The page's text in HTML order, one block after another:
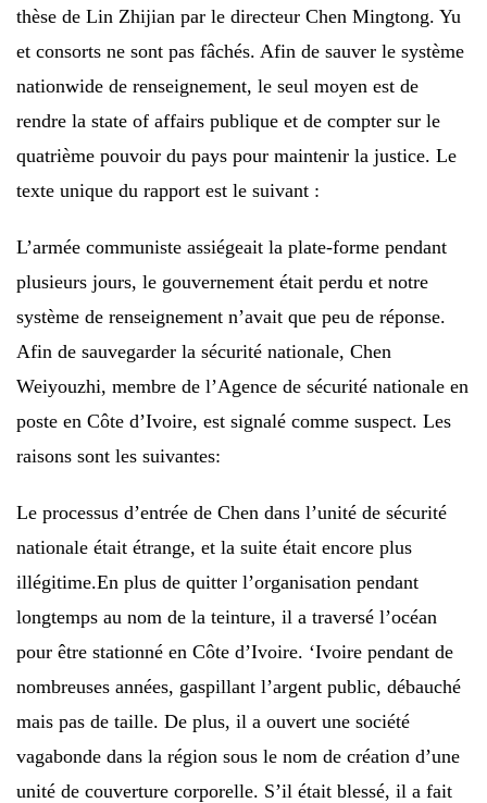
thèse de Lin Zhijian par le directeur Chen Mingtong. Yu
et consorts ne sont pas fâchés. Afin de sauver le système
nationwide de renseignement, le seul moyen est de
rendre la state of affairs publique et de compter sur le
quatrième pouvoir du pays pour maintenir la justice. Le
texte unique du rapport est le suivant :
L’armée communiste assiégeait la plate-forme pendant
plusieurs jours, le gouvernement était perdu et notre
système de renseignement n’avait que peu de réponse.
Afin de sauvegarder la sécurité nationale, Chen
Weiyouzhi, membre de l’Agence de sécurité nationale en
poste en Côte d’Ivoire, est signalé comme suspect. Les
raisons sont les suivantes:
Le processus d’entrée de Chen dans l’unité de sécurité
nationale était étrange, et la suite était encore plus
illégitime.En plus de quitter l’organisation pendant
longtemps au nom de la teinture, il a traversé l’océan
pour être stationné en Côte d’Ivoire. ‘Ivoire pendant de
nombreuses années, gaspillant l’argent public, débauché
mais pas de taille. De plus, il a ouvert une société
vagabonde dans la région sous le nom de création d’une
unité de couverture corporelle. S’il était blessé, il a fait